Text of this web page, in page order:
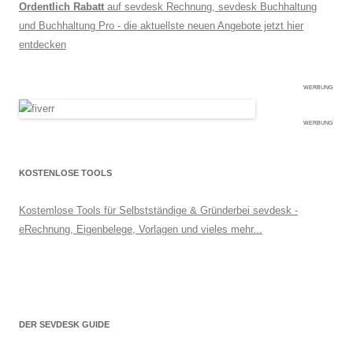
Ordentlich Rabatt auf sevdesk Rechnung, sevdesk Buchhaltung
und Buchhaltung Pro - die aktuellste neuen Angebote jetzt hier
entdecken
WERBUNG
WERBUNG
KOSTENLOSE TOOLS
Kostemlose Tools für Selbstständige & Gründerbei sevdesk -
eRechnung, Eigenbelege, Vorlagen und vieles mehr...
DER SEVDESK GUIDE